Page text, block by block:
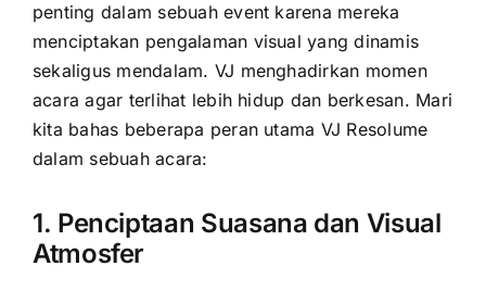
penting dalam sebuah event karena mereka
menciptakan pengalaman visual yang dinamis
sekaligus mendalam. VJ menghadirkan momen
acara agar terlihat lebih hidup dan berkesan. Mari
kita bahas beberapa peran utama VJ Resolume
dalam sebuah acara:
1. Penciptaan Suasana dan Visual
Atmosfer